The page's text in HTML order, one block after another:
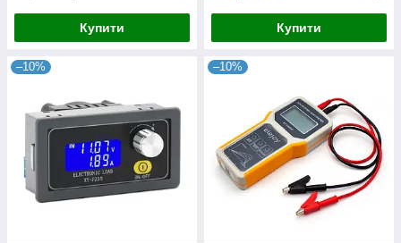
Купити Купити
–10% –10%